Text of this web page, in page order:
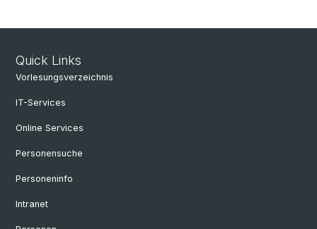
Quick Links
Vorlesungsverzeichnis
IT-Services
Online Services
Personensuche
Personeninfo
Intranet